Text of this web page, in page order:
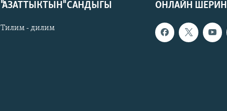
ОНЛАЙН
"АЗАТТЫКТЫН" САНДЫГЫ
Тилим - дилим